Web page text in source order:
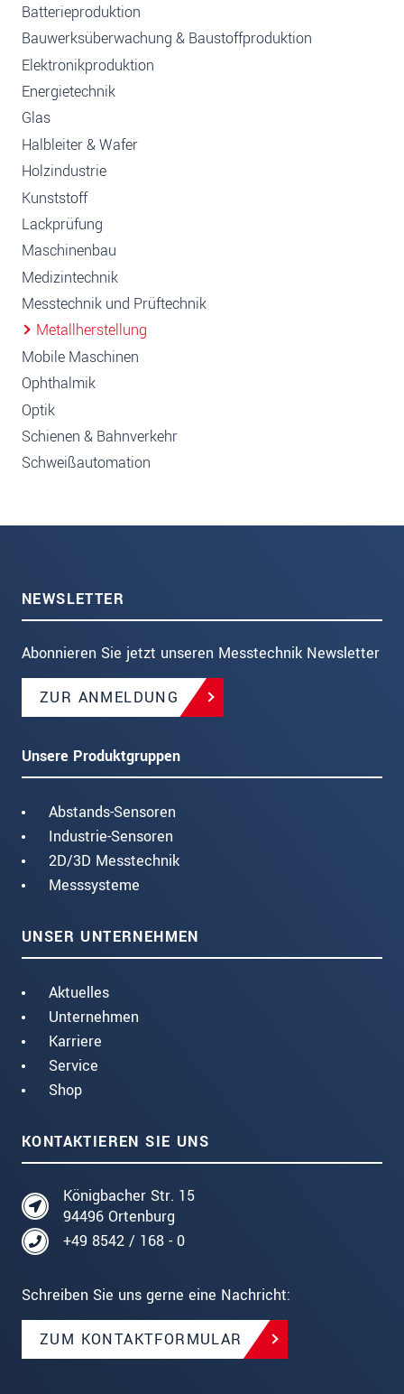
Batterieproduktion
Bauwerksüberwachung & Baustoffproduktion
Elektronikproduktion
Energietechnik
Glas
Halbleiter & Wafer
Holzindustrie
Kunststoff
Lackprüfung
Maschinenbau
Medizintechnik
Messtechnik und Prüftechnik
Metallherstellung
Mobile Maschinen
Ophthalmik
Optik
Schienen & Bahnverkehr
Schweißautomation
NEWSLETTER
Abonnieren Sie jetzt unseren Messtechnik Newsletter
ZUR ANMELDUNG
Unsere Produktgruppen
Abstands-Sensoren
Industrie-Sensoren
2D/3D Messtechnik
Messsysteme
UNSER UNTERNEHMEN
Aktuelles
Unternehmen
Karriere
Service
Shop
KONTAKTIEREN SIE UNS
Königbacher Str. 15
94496 Ortenburg
+49 8542 / 168 - 0
Schreiben Sie uns gerne eine Nachricht:
ZUM KONTAKTFORMULAR